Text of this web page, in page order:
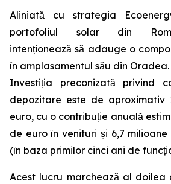
Aliniată cu strategia
portofoliul solar din
intenționează să adauge o
în amplasamentul său din Oradea.
Investiția preconizată privind
depozitare este de aproximativ
euro, cu o contribuție anuală
de euro în venituri și 6,7
(în baza primilor cinci ani de
Acest lucru marchează al